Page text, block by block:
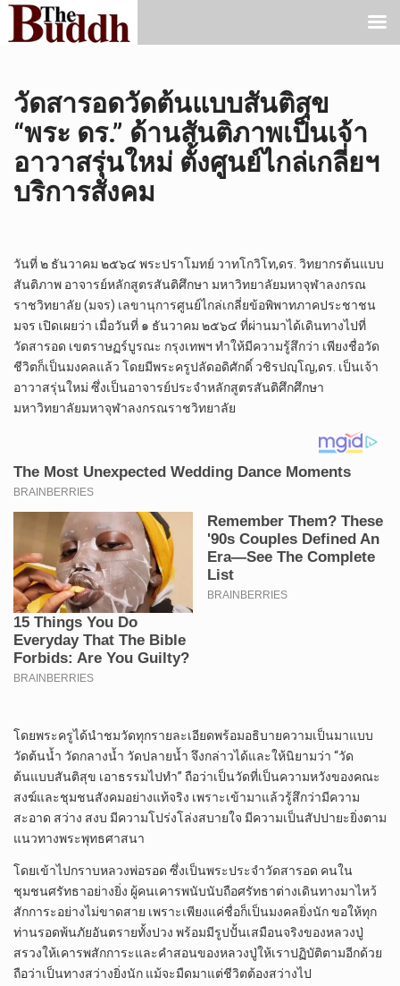
วัดสารอดวัดต้นแบบสันติสุข
“พระ ดร.” ด้านสันติภาพเป็นเจ้า
อาวาสรุ่นใหม่ ตั้งศูนย์ไกล่เกลี่ยฯ
บริการสังคม
วันที่ ๒ ธันวาคม ๒๕๖๔ พระปราโมทย์ วาทโกวิโท,ดร. วิทยากรต้นแบบ
สันติภาพ อาจารย์หลักสูตรสันติศึกษา มหาวิทยาลัยมหาจุฬาลงกรณ
ราชวิทยาลัย (มจร) เลขานุการศูนย์ไกล่เกลี่ยข้อพิพาทภาคประชาชน
มจร เปิดเผยว่า เมื่อวันที่ ๑ ธันวาคม ๒๕๖๔ ที่ผ่านมาได้เดินทางไปที่
วัดสารอด เขตราษฏร์บูรณะ กรุงเทพฯ ทำให้มีความรู้สึกว่า เพียงชื่อวัด
ชีวิตก็เป็นมงคลแล้ว โดยมีพระครูปลัดอดิศักดิ์ วชิรปญฺโญ,ดร. เป็นเจ้า
อาวาสรุ่นใหม่ ซึ่งเป็นอาจารย์ประจำหลักสูตรสันติศึกศึกษา
มหาวิทยาลัยมหาจุฬาลงกรณราชวิทยาลัย
โดยพระครูได้นำชมวัดทุกรายละเอียดพร้อมอธิบายความเป็นมาแบบ
วัดต้นน้ำ วัดกลางน้ำ วัดปลายน้ำ จึงกล่าวได้และให้นิยามว่า “วัด
ต้นแบบสันติสุข เอาธรรมไปทำ” ถือว่าเป็นวัดที่เป็นความหวังของคณะ
สงฆ์และชุมชนสังคมอย่างแท้จริง เพราะเข้ามาแล้วรู้สึกว่ามีความ
สะอาด สว่าง สงบ มีความโปร่งโล่งสบายใจ มีความเป็นสัปปายะยิ่งตาม
แนวทางพระพุทธศาสนา
โดยเข้าไปกราบหลวงพ่อรอด ซึ่งเป็นพระประจำวัดสารอด คนใน
ชุมชนศรัทธาอย่างยิ่ง ผู้คนเคารพนับนับถือศรัทธาต่างเดินทางมาไหว้
สักการะอย่างไม่ขาดสาย เพราะเพียงแค่ชื่อก็เป็นมงคลยิ่งนัก ขอให้ทุก
ท่านรอดพ้นภัยอันตรายทั้งปวง พร้อมมีรูปปั้นเสมือนจริงของหลวงปู่
สรวงให้เคารพสักการะและคำสอนของหลวงปู่ให้เราปฏิบัติตามอีกด้วย
ถือว่าเป็นทางสว่างยิ่งนัก แม้จะมืดมาแต่ชีวิตต้องสว่างไป